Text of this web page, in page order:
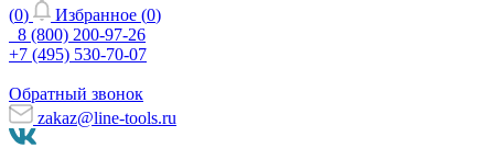
(0) Избранное (0)
8 (800) 200-97-26
+7 (495) 530-70-07
Обратный звонок
zakaz@line-tools.ru